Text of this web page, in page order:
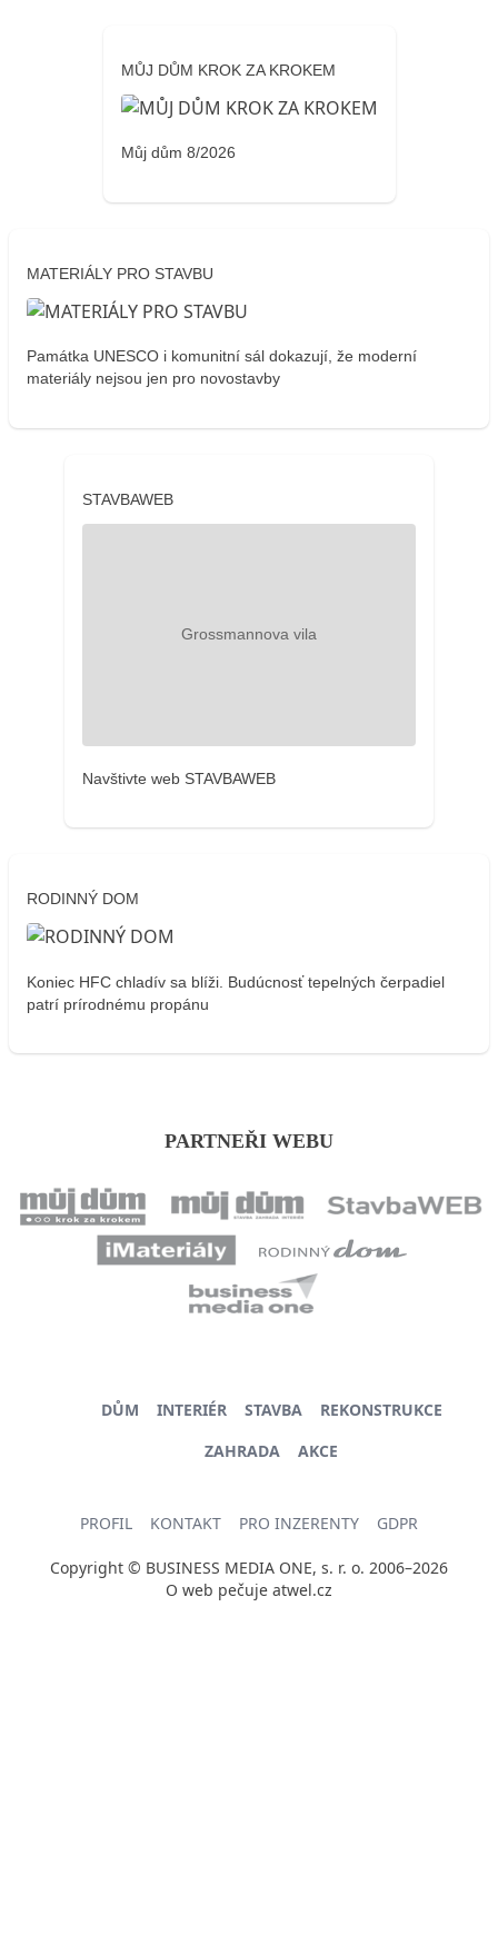
MŮJ DŮM KROK ZA KROKEM
Můj dům 8/2026
MATERIÁLY PRO STAVBU
Památka UNESCO i komunitní sál dokazují, že moderní
materiály nejsou jen pro novostavby
STAVBAWEB
Navštivte web STAVBAWEB
RODINNÝ DOM
Koniec HFC chladív sa blíži. Budúcnosť tepelných čerpadiel
patrí prírodnému propánu
PARTNEŘI WEBU
DŮM INTERIÉR STAVBA
REKONSTRUKCE
ZAHRADA
AKCE
PROFIL KONTAKT PRO INZERENTY GDPR
Copyright © BUSINESS MEDIA ONE, s. r. o. 2006–2026